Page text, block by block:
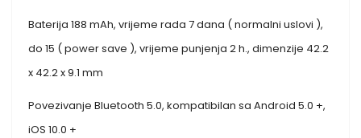
Baterija 188 mAh, vrijeme rada 7 dana ( normalni uslovi ),
do 15 ( power save ), vrijeme punjenja 2 h., dimenzije 42.2
x 42.2 x 9.1 mm
Povezivanje Bluetooth 5.0, kompatibilan sa Android 5.0 +,
iOS 10.0 +